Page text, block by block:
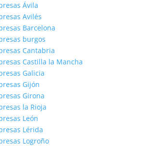
Ávila
Avilés
Barcelona
burgos
Cantabria
Castilla la Mancha
Galicia
Gijón
Girona
la Rioja
León
Lérida
Logroño